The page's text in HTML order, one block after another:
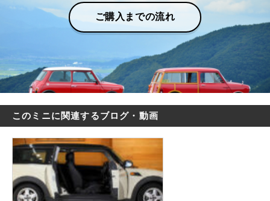
ご購入までの流れ
このミニに関連するブログ・動画